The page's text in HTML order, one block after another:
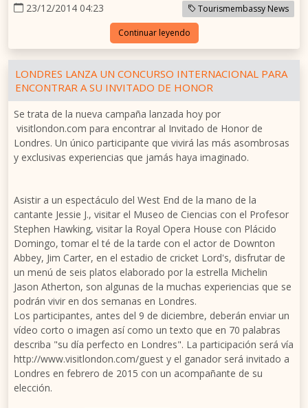
23/12/2014 04:23 Tourismembassy News
Continuar leyendo
LONDRES LANZA UN CONCURSO INTERNACIONAL PARA
ENCONTRAR A SU INVITADO DE HONOR
Se trata de la nueva campaña lanzada hoy por
visitlondon.com para encontrar al Invitado de Honor de
Londres. Un único participante que vivirá las más asombrosas
y exclusivas experiencias que jamás haya imaginado.
Asistir a un espectáculo del West End de la mano de la
cantante Jessie J., visitar el Museo de Ciencias con el Profesor
Stephen Hawking, visitar la Royal Opera House con Plácido
Domingo, tomar el té de la tarde con el actor de Downton
Abbey, Jim Carter, en el estadio de cricket Lord's, disfrutar de
un menú de seis platos elaborado por la estrella Michelin
Jason Atherton, son algunas de la muchas experiencias que se
podrán vivir en dos semanas en Londres.
Los participantes, antes del 9 de diciembre, deberán enviar un
vídeo corto o imagen así como un texto que en 70 palabras
describa "su día perfecto en Londres". La participación será vía
http://www.visitlondon.com/guest y el ganador será invitado a
Londres en febrero de 2015 con un acompañante de su
elección.